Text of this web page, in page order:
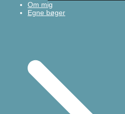
Om mig
Egne bøger